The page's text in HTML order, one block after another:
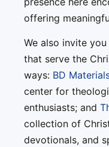
offering
We also invite
that serve the
ways: BD
center for
enthusiasts; and
collection of
devotionals, and